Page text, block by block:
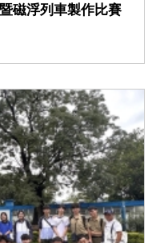
磁浮列車製作比賽